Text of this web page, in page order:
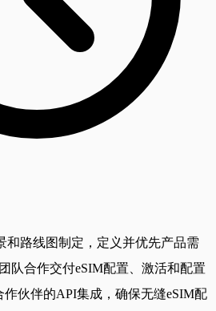
和路线图制定，定义并优先产品需
队合作交付eSIM配置、激活和配置
伙伴的API集成，确保无缝eSIM配